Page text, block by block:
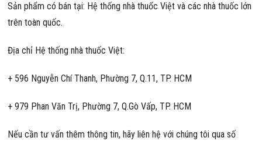
Sản phẩm có bán tại: Hệ thống nhà thuốc Việt và các nhà thuốc lớn
trên toàn quốc.
Địa chỉ Hệ thống nhà thuốc Việt:
+ 596 Nguyễn Chí Thanh, Phường 7, Q.11, TP. HCM
+ 979 Phan Văn Trị, Phường 7, Q.Gò Vấp, TP. HCM
Nếu cần tư vấn thêm thông tin, hãy liên hệ với chúng tôi qua số